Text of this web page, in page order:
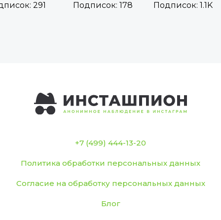
291
Подписок: 178
Подписок: 1.1K
+7 (499) 444-13-20
Политика обработки персональных данных
Согласие на обработку персональных данных
Блог